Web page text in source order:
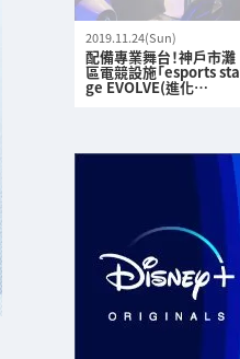
2019.11.24(Sun)
配備專業舞台！神戶市灘
區電競設施「esports sta
ge EVOLVE(進化…